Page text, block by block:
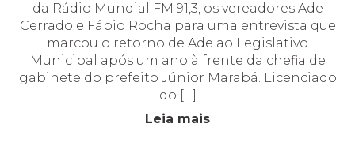
da Rádio Mundial FM 91,3, os vereadores Ade
Cerrado e Fábio Rocha para uma entrevista que
marcou o retorno de Ade ao Legislativo
Municipal após um ano à frente da chefia de
gabinete do prefeito Júnior Marabá. Licenciado
do […]
Leia mais